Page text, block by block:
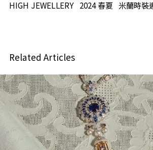
HIGH JEWELLERY 2024 春夏 米蘭時裝
Related Articles